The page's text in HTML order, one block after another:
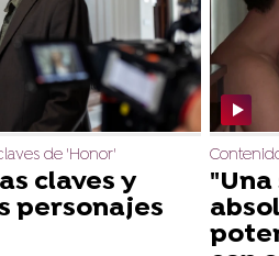
de 'Honor'
claves y
personajes